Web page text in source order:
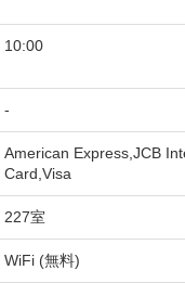
10:00
-
American Express,JCB
Card,Visa
227室
WiFi (無料)